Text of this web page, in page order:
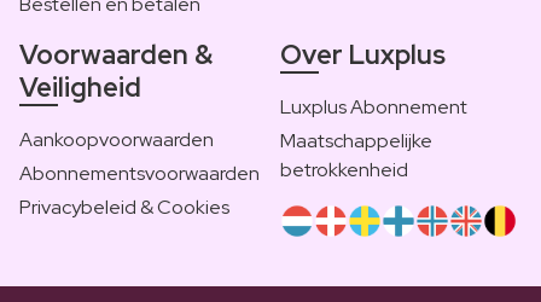
Voorwaarden &
Veiligheid
Aankoopvoorwaarden
Abonnementsvoorwaarden
Privacybeleid & Cookies
Over Luxplus
Luxplus Abonnement
Maatschappelijke
betrokkenheid